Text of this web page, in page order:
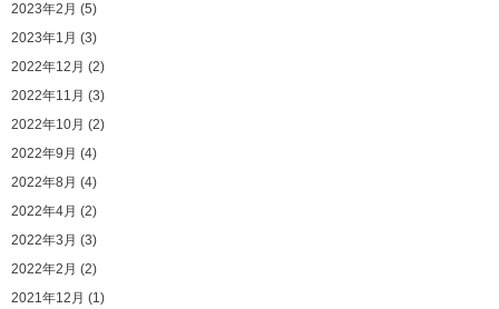
2023年2月 (5)
2023年1月 (3)
2022年12月 (2)
2022年11月 (3)
2022年10月 (2)
2022年9月 (4)
2022年8月 (4)
2022年4月 (2)
2022年3月 (3)
2022年2月 (2)
2021年12月 (1)